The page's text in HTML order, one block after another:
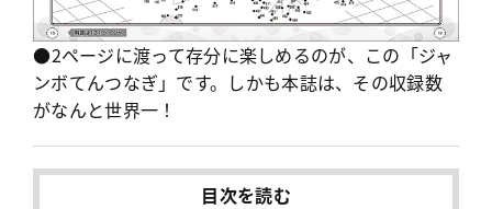
●2ページに渡って存分に楽しめるのが、この「ジャ
ンボてんつなぎ」です。しかも本誌は、その収録数
がなんと世界一！
目次を読む